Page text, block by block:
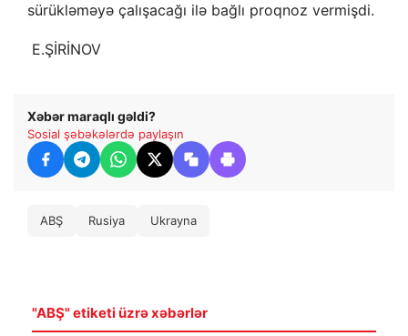
sürükləməyə çalışacağı ilə bağlı proqnoz vermişdi.
​​ E.ŞİRİNOV
Xəbər maraqlı gəldi?
Sosial şəbəkələrdə paylaşın
ABŞ Rusiya Ukrayna
"ABŞ" etiketi üzrə xəbərlər